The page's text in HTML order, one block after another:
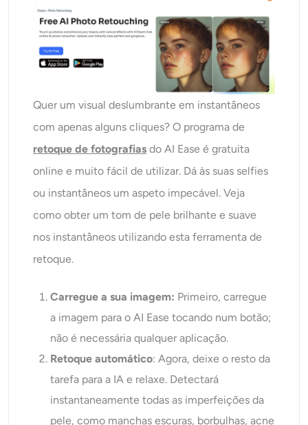
Quer um visual deslumbrante em instantâneos
com apenas alguns cliques? O programa de
retoque de fotografias do AI Ease é gratuita
online e muito fácil de utilizar. Dá às suas selfies
ou instantâneos um aspeto impecável. Veja
como obter um tom de pele brilhante e suave
nos instantâneos utilizando esta ferramenta de
retoque.
Carregue a sua imagem: Primeiro, carregue
a imagem para o AI Ease tocando num botão;
não é necessária qualquer aplicação.
Retoque automático: Agora, deixe o resto da
tarefa para a IA e relaxe. Detectará
instantaneamente todas as imperfeições da
pele, como manchas escuras, borbulhas, acne